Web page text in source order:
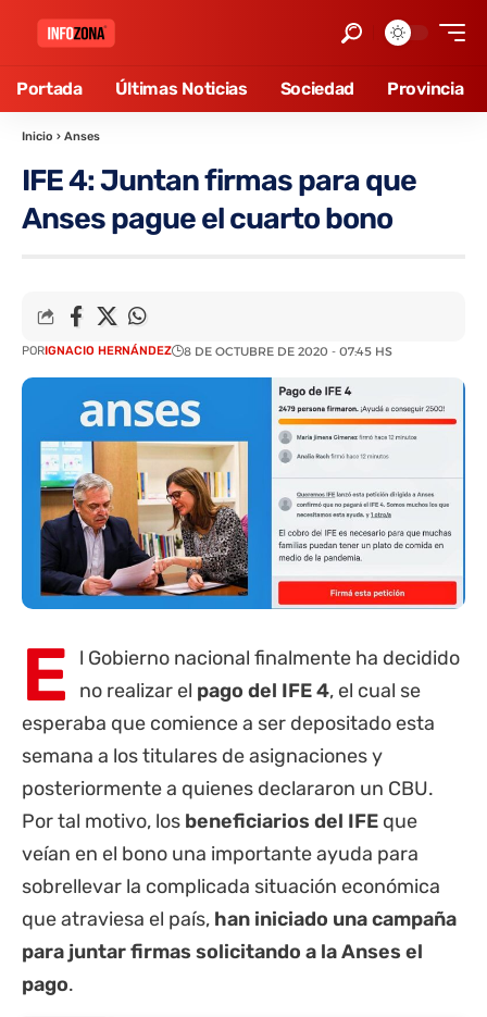
Portada Últimas Noticias Sociedad Provincia
Inicio › Anses
IFE 4: Juntan firmas para que
Anses pague el cuarto bono
PORIGNACIO HERNÁNDEZ 8 DE OCTUBRE DE 2020 - 07:45 HS
E
l Gobierno nacional finalmente ha decidido
no realizar el pago del IFE 4, el cual se
esperaba que comience a ser depositado esta
semana a los titulares de asignaciones y
posteriormente a quienes declararon un CBU.
Por tal motivo, los beneficiarios del IFE que
veían en el bono una importante ayuda para
sobrellevar la complicada situación económica
que atraviesa el país, han iniciado una campaña
para juntar firmas solicitando a laAnses el
pago.